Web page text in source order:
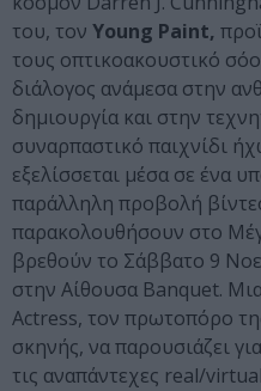
του, τον Young Paint,
τους οπτικοακουστικό
διάλογος ανάμεσα στην
δημιουργία και στην
συναρπαστικό παιχνίδι
εξελίσσεται μέσα σε ένα
παράλληλη προβολή
παρακολουθήσουν στο
βρεθούν το Σάββατο 9
στην Αίθουσα Βanquet.
Actress, τον πρωτοπόρο
σκηνής, να παρουσιάζει
τις αναπάντεχες real/